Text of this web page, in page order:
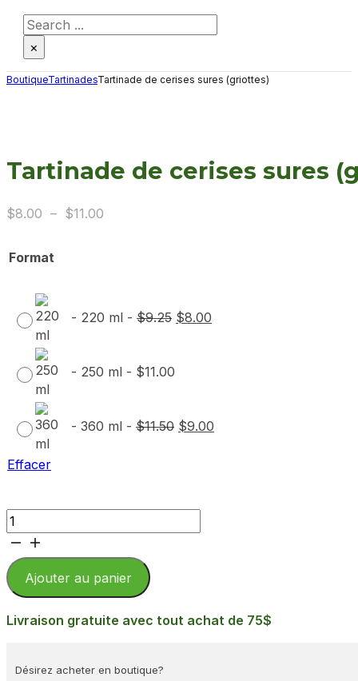
Search
×
BoutiqueTartinadesTartinade de cerises sures (griottes)
Tartinade de cerises sures
$8.00 – $11.00
$11.00
Format
- 220 ml - $9.25 prix
$8.00prix
- 250 ml - $11.00
- 360 ml - $11.50 prix
$9.00prix
Effacer
quantité
de
Tartinade
de
cerises
sures
Ajouter au panier
Livraison gratuite avec tout achat de 75$
Désirez acheter en boutique?